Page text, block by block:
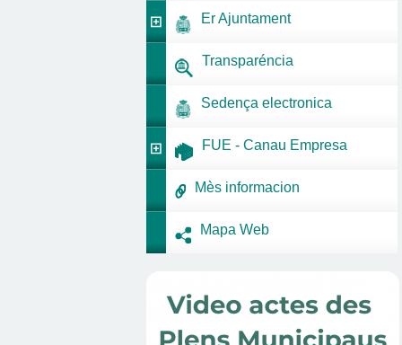
Er Ajuntament
Transparéncia
Sedença electronica
FUE - Canau Empresa
Mès informacion
Mapa Web